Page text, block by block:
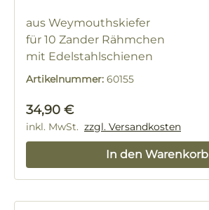
aus Weymouthskiefer
für 10 Zander Rähmchen
mit Edelstahlschienen
Artikelnummer: 60155
Regulärer Preis:
34,90 €
inkl. MwSt. zzgl. Versandkosten
In den Warenkorb